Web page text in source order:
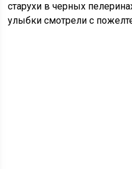
старухи в черных
улыбки смотрели с